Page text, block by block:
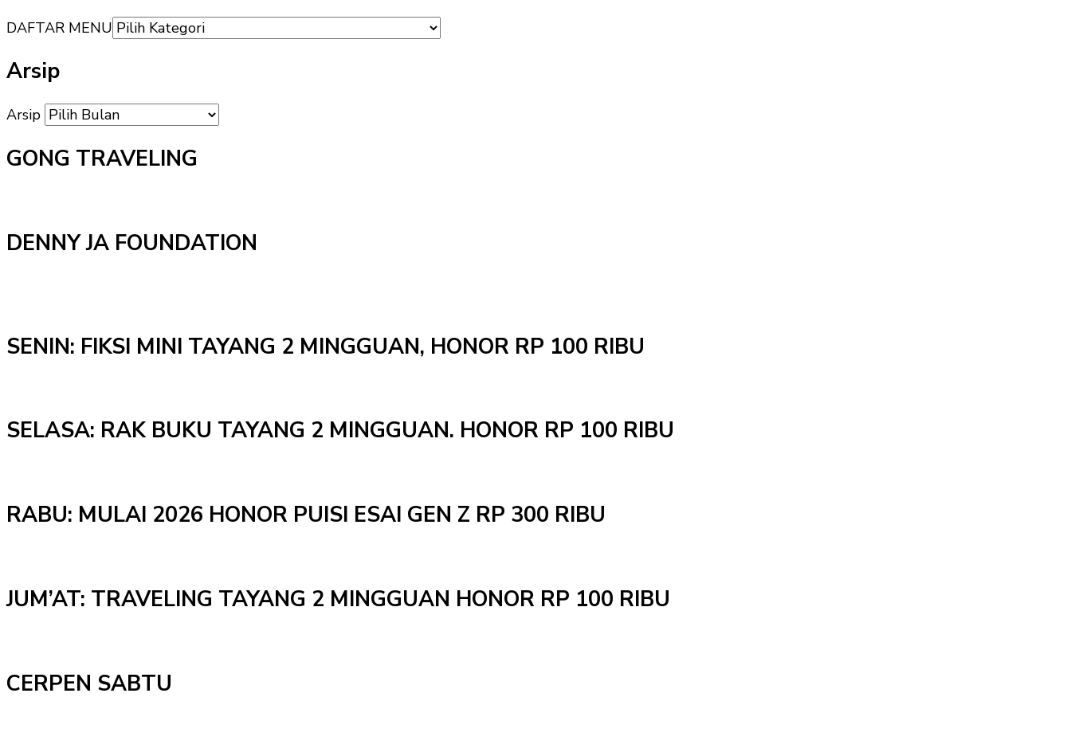
DAFTAR MENU
Arsip
Arsip
GONG TRAVELING
DENNY JA FOUNDATION
SENIN: FIKSI MINI TAYANG 2 MINGGUAN, HONOR RP 100 RIBU
SELASA: RAK BUKU TAYANG 2 MINGGUAN. HONOR RP 100 RIBU
RABU: MULAI 2026 HONOR PUISI ESAI GEN Z RP 300 RIBU
JUM’AT: TRAVELING TAYANG 2 MINGGUAN HONOR RP 100 RIBU
CERPEN SABTU